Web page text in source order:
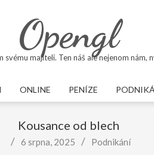
Opengl
majiteli. Ten náš ale nejenom nám,
Primary
Menu
ONLINE PENÍZE
Kousance od blech
6 srpna, 2025 Podnikání